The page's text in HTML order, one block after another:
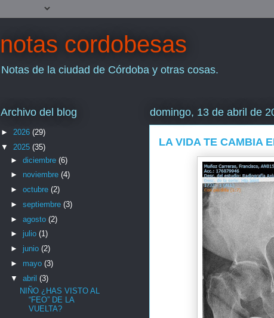
notas cordobesas
Notas de la ciudad de Córdoba y otras cosas.
domingo, 13 de abril de
LA VIDA TE CAMBIA
Archivo del blog
► 2026 (29)
▼ 2025 (35)
► diciembre (6)
► noviembre (4)
► octubre (2)
► septiembre (3)
► agosto (2)
► julio (1)
► junio (2)
► mayo (3)
▼ abril (3)
NIÑO ¿HAS VISTO AL
“FEO” DE LA
VUELTA?